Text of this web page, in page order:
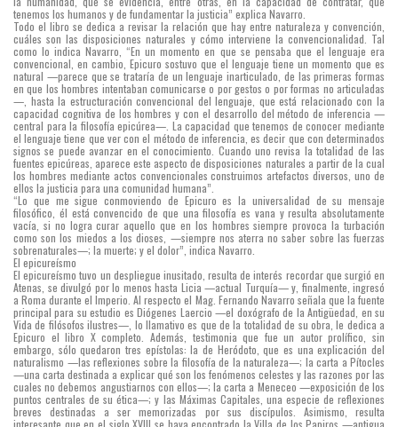
tenemos los humanos y de fundamentar la justicia” explica Navarro.
Todo el libro se dedica a revisar la relación que hay entre naturaleza y convención,
cuáles son las disposiciones naturales y cómo interviene la convencionalidad. Tal
como lo indica Navarro, “En un momento en que se pensaba que el lenguaje era
convencional, en cambio, Epicuro sostuvo que el lenguaje tiene un momento que es
natural —parece que se trataría de un lenguaje inarticulado, de las primeras formas
en que los hombres intentaban comunicarse o por gestos o por formas no articuladas
—, hasta la estructuración convencional del lenguaje, que está relacionado con la
capacidad cognitiva de los hombres y con el desarrollo del método de inferencia —
central para la filosofía epicúrea—. La capacidad que tenemos de conocer mediante
el lenguaje tiene que ver con el método de inferencia, es decir que con determinados
signos se puede avanzar en el conocimiento. Cuando uno revisa la totalidad de las
fuentes epicúreas, aparece este aspecto de disposiciones naturales a partir de la cual
los hombres mediante actos convencionales construimos artefactos diversos, uno de
ellos la justicia para una comunidad humana”.
“Lo que me sigue conmoviendo de Epicuro es la universalidad de su mensaje
filosófico, él está convencido de que una filosofía es vana y resulta absolutamente
vacía, si no logra curar aquello que en los hombres siempre provoca la turbación
como son los miedos a los dioses, —siempre nos aterra no saber sobre las fuerzas
sobrenaturales—; la muerte; y el dolor”, indica Navarro.
El epicureísmo
El epicureísmo tuvo un despliegue inusitado, resulta de interés recordar que surgió en
Atenas, se divulgó por lo menos hasta Licia —actual Turquía— y, finalmente, ingresó
a Roma durante el Imperio. Al respecto el Mag. Fernando Navarro señala que la fuente
principal para su estudio es Diógenes Laercio —el doxógrafo de la Antigüedad, en su
Vida de filósofos ilustres—, lo llamativo es que de la totalidad de su obra, le dedica a
Epicuro el libro X completo. Además, testimonia que fue un autor prolífico, sin
embargo, sólo quedaron tres epístolas: la de Heródoto, que es una explicación del
naturalismo —las reflexiones sobre la filosofía de la naturaleza—; la carta a Pítocles
—una carta destinada a explicar qué son los fenómenos celestes y las razones por las
cuales no debemos angustiarnos con ellos—; la carta a Meneceo —exposición de los
puntos centrales de su ética—; y las Máximas Capitales, una especie de reflexiones
breves destinadas a ser memorizadas por sus discípulos. Asimismo, resulta
interesante que en el siglo XVIII se haya encontrado la Villa de los Papiros —antigua